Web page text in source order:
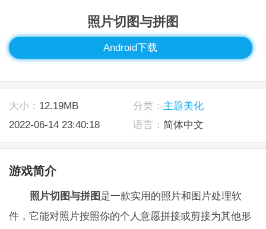
照片切图与拼图
Android下载
大小： 12.19MB 分类： 主题美化
2022-06-14 23:40:18
语言： 简体中文
游戏简介
照片切图与拼图 是一款实用的照片和图片处理软
件，它能对照片按照你的个人意愿拼接或剪接为其他形